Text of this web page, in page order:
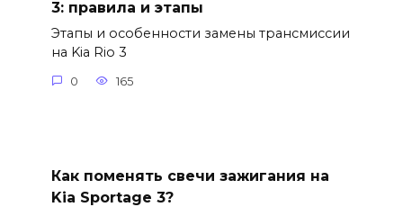
3: правила и этапы
Этапы и особенности замены трансмиссии
на Kia Rio 3
0 165
Как поменять свечи зажигания на
Kia Sportage 3?